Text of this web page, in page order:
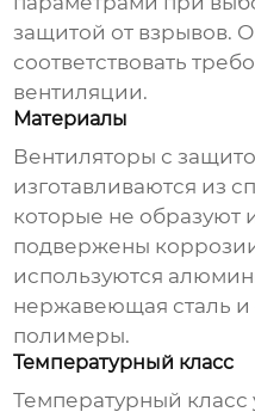
защитой от взрывов.
соответствовать
вентиляции.
Материалы
Вентиляторы с
изготавливаются из
которые не образуют
подвержены
используются
нержавеющая сталь
полимеры.
Температурный класс
Температурный класс